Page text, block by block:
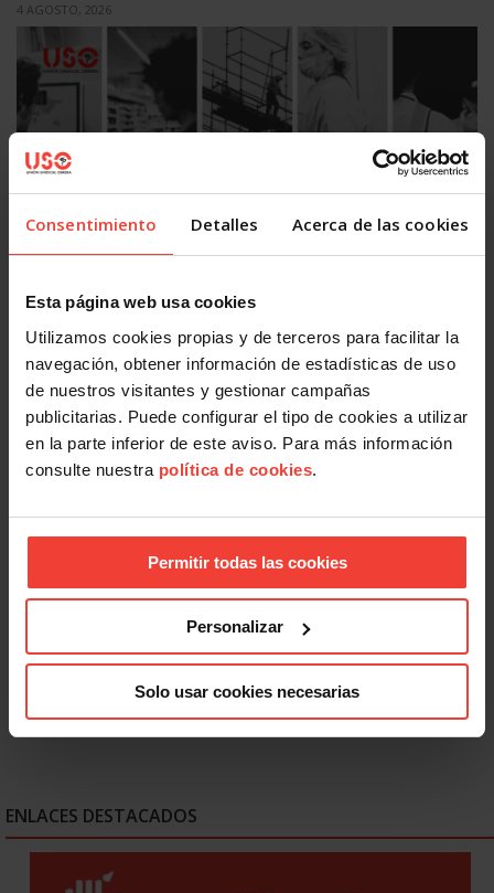
Consentimiento Detalles Acerca de las cookies
Esta página web usa cookies
Utilizamos cookies propias y de terceros para facilitar la
navegación, obtener información de estadísticas de uso
de nuestros visitantes y gestionar campañas
publicitarias. Puede configurar el tipo de cookies a utilizar
en la parte inferior de este aviso. Para más información
consulte nuestra política de cookies.
Permitir todas las cookies
Personalizar
Solo usar cookies necesarias
4 AGOSTO, 2026
precariedad en la práctica
El empleo crece en España, pero USO alerta: 2,5 millones
de personas siguen en paro
ENLACES DESTACADOS